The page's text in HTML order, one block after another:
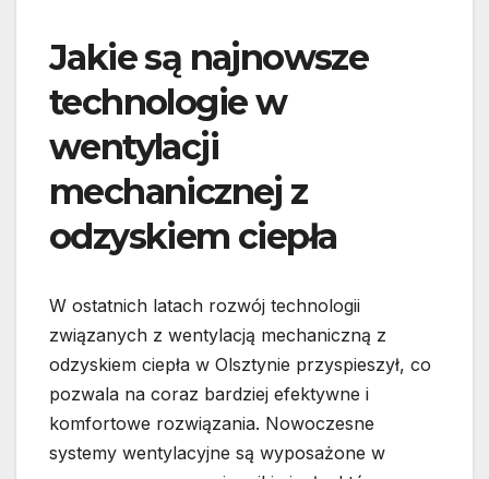
Jakie są najnowsze
technologie w
wentylacji
mechanicznej z
odzyskiem ciepła
W ostatnich latach rozwój technologii
związanych z wentylacją mechaniczną z
odzyskiem ciepła w Olsztynie przyspieszył, co
pozwala na coraz bardziej efektywne i
komfortowe rozwiązania. Nowoczesne
systemy wentylacyjne są wyposażone w